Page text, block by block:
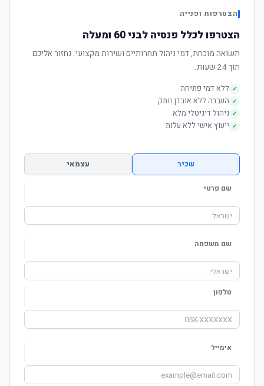
הצטרפות ופנייה
הצטרפו לכלל פנסיה לבני 60 ומעלה
תשואה מוכחת, דמי ניהול תחרותיים ושירות מקצועי. נחזור אליכם
תוך 24 שעות.
✓ ללא דמי פתיחה
✓ העברה ללא אובדן וותק
✓ ניהול דיגיטלי מלא
✓ ייעוץ אישי ללא עלות
שכיר עצמאי
שם פרטי
שם משפחה
טלפון
אימייל